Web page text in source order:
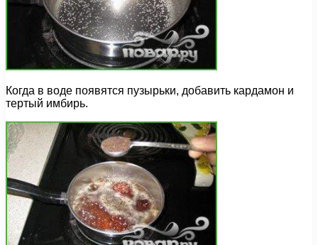
Когда в воде появятся пузырьки, добавить кардамон и
тертый имбирь.